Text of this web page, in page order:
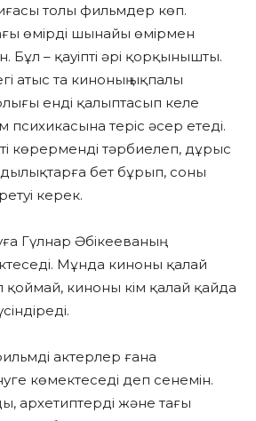
толы фильмдер көп.
өмірді шынайы өмірмен
Бұл – қауіпті әрі қорқынышты.
атыс та киноның ықпалы
енді қалыптасып келе
психикасына теріс әсер етеді.
көрерменді тәрбиелеп, дұрыс
бет бұрып, соны
керек.
Гүлнар Әбікееваның
Мұнда киноны қалай
қоймай, киноны кім қалай қайда
актерлер ғана
көмектеседі деп сенемін.
архетиптерді және тағы